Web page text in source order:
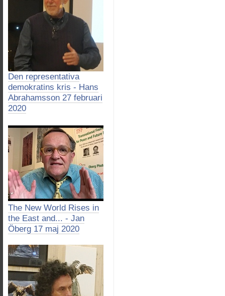
Den representativa
demokratins kris - Hans
Abrahamsson 27 februari
2020
The New World Rises in
the East and... - Jan
Öberg 17 maj 2020